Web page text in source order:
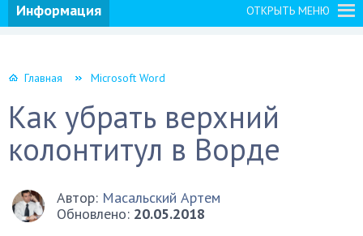
ОТКРЫТЬ МЕНЮ
Информация
Главная Microsoft Word
Как убрать верхний
колонтитул в Ворде
Автор: Масальский Артем
Обновлено: 20.05.2018